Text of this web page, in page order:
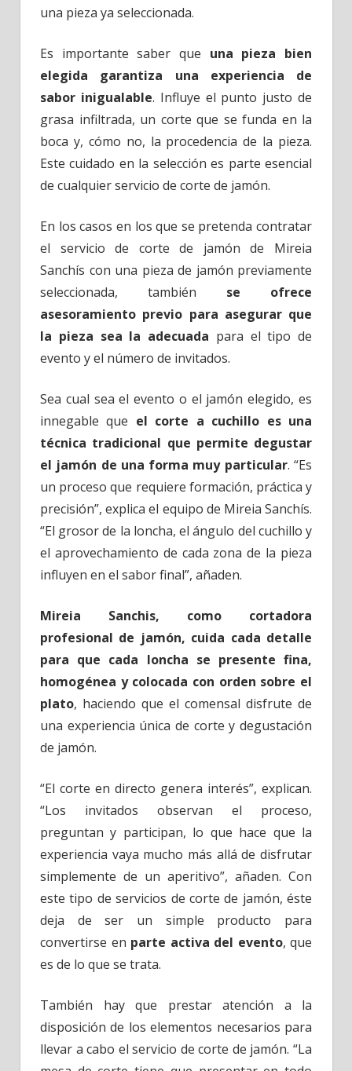
una pieza ya seleccionada.
Es importante saber que una pieza bien
elegida garantiza una experiencia de
sabor inigualable. Influye el punto justo de
grasa infiltrada, un corte que se funda en la
boca y, cómo no, la procedencia de la pieza.
Este cuidado en la selección es parte esencial
de cualquier servicio de corte de jamón.
En los casos en los que se pretenda contratar
el servicio de corte de jamón de Mireia
Sanchís con una pieza de jamón previamente
seleccionada, también se ofrece
asesoramiento previo para asegurar que
la pieza sea la adecuada para el tipo de
evento y el número de invitados.
Sea cual sea el evento o el jamón elegido, es
innegable que el corte a cuchillo es una
técnica tradicional que permite degustar
el jamón de una forma muy particular. “Es
un proceso que requiere formación, práctica y
precisión”, explica el equipo de Mireia Sanchís.
“El grosor de la loncha, el ángulo del cuchillo y
el aprovechamiento de cada zona de la pieza
influyen en el sabor final”, añaden.
Mireia Sanchis, como cortadora
profesional de jamón, cuida cada detalle
para que cada loncha se presente fina,
homogénea y colocada con orden sobre el
plato, haciendo que el comensal disfrute de
una experiencia única de corte y degustación
de jamón.
“El corte en directo genera interés”, explican.
“Los invitados observan el proceso,
preguntan y participan, lo que hace que la
experiencia vaya mucho más allá de disfrutar
simplemente de un aperitivo”, añaden. Con
este tipo de servicios de corte de jamón, éste
deja de ser un simple producto para
convertirse en parte activa del evento, que
es de lo que se trata.
También hay que prestar atención a la
disposición de los elementos necesarios para
llevar a cabo el servicio de corte de jamón. “La